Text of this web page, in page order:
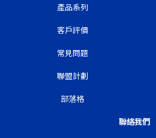
產品系列
客戶評價
常見問題
聯盟計劃
部落格
聯絡我們